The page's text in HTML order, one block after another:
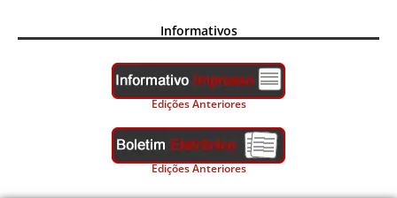
Informativos
Edições Anteriores
Edições Anteriores